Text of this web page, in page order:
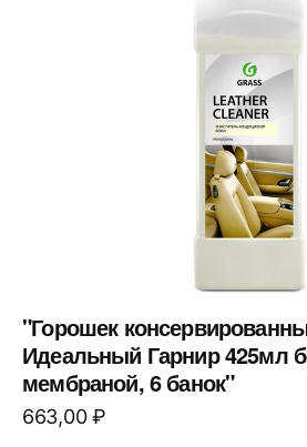
"Горошек
Идеальный Гарнир 425мл
мембраной, 6 банок"
663,00₽